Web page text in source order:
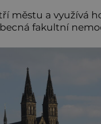
městu a využívá
fakultní